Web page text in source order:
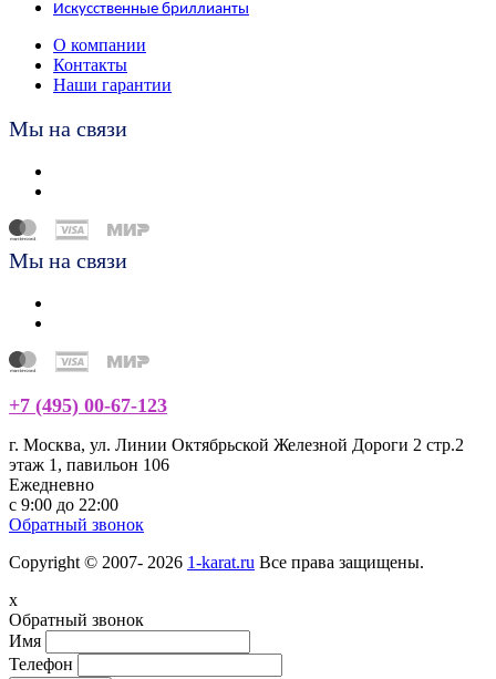
Искусственные бриллианты
О компании
Контакты
Наши гарантии
Мы на связи
Мы на связи
+7 (495) 00-67-123
г. Москва, ул. Линии Октябрьской Железной Дороги 2 стр.2
этаж 1, павильон 106
Ежедневно
с 9:00 до 22:00
Обратный звонок
Copyright © 2007- 2026 1-karat.ru Все права защищены.
x
Обратный звонок
Имя
Телефон